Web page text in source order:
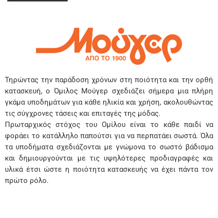
Τηρώντας την παράδοση χρόνων στη ποιότητα και την ορθή
κατασκευή, ο Όμιλος Μούγερ σχεδιάζει σήμερα μια πλήρη
γκάμα υποδημάτων για κάθε ηλικία και χρήση, ακολουθώντας
τις σύγχρονες τάσεις και επιταγές της μόδας.
Πρωταρχικός στόχος του Ομίλου είναι το κάθε παιδί να
φοράει το κατάλληλο παπούτσι για να περπατάει σωστά. Όλα
τα υποδήματα σχεδιάζονται με γνώμονα το σωστό βάδισμα
και δημιουργούνται με τις υψηλότερες προδιαγραφές και
υλικά έτσι ώστε η ποιότητα κατασκευής να έχει πάντα τον
πρώτο ρόλο.